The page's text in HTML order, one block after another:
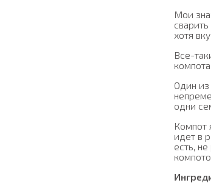
Мои
хотя
Все-
Один
одни
Компот
идет в
есть,